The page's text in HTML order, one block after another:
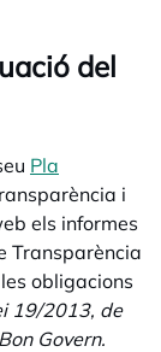
del
Pla
i
els informes
Transparència
obligacions
19/2013, de
Govern.